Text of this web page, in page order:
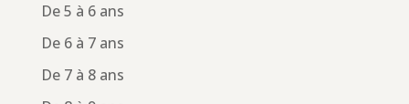
De 5 à 6 ans
De 6 à 7 ans
De 7 à 8 ans